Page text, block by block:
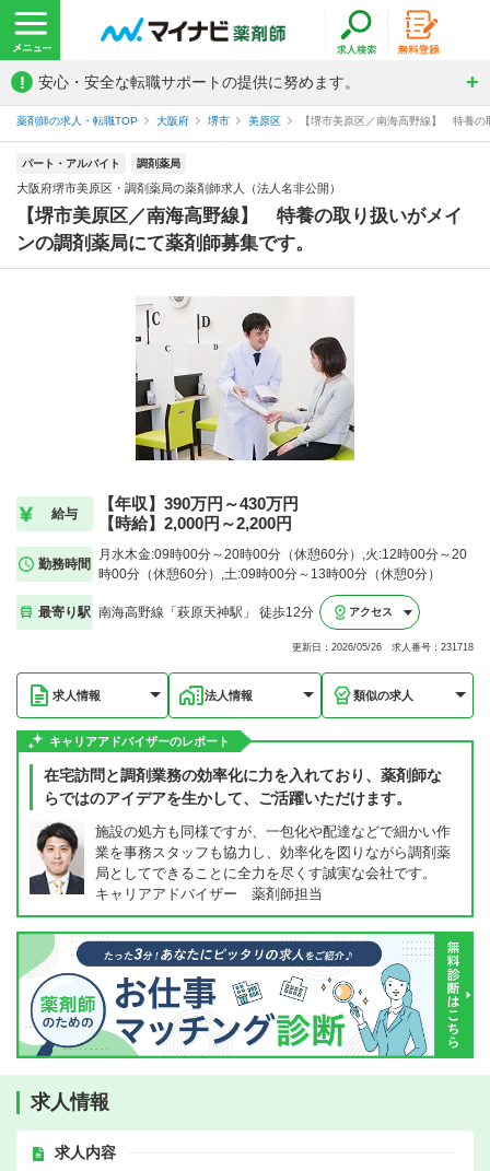
! 安心・安全な転職サポートの提供に努めます。
薬剤師の求人・転職TOP 大阪府 堺市 美原区 【堺市美原区／南海高野線】 特養
パート・アルバイト 調剤薬局
大阪府堺市美原区・調剤薬局の薬剤師求人（法人名非公開）
【堺市美原区／南海高野線】 特養の取り扱いがメイ
ンの調剤薬局にて薬剤師募集です。
給与
【年収】390万円～430万円
【時給】2,000円～2,200円
勤務時間
月水木金:09時00分～20時00分（休憩60分）,火:12時00分～20
時00分（休憩60分）,土:09時00分～13時00分（休憩0分）
最寄り駅 南海高野線「萩原天神駅」 徒歩12分 アクセス
更新日：2026/05/26 求人番号：231718
求人情報 法人情報 類似の求人
キャリアアドバイザーのレポート
在宅訪問と調剤業務の効率化に力を入れており、薬剤師な
らではのアイデアを生かして、ご活躍いただけます。
施設の処方も同様ですが、一包化や配達などで細かい作
業を事務スタッフも協力し、効率化を図りながら調剤薬
局としてできることに全力を尽くす誠実な会社です。
キャリアアドバイザー 薬剤師担当
求人情報
求人内容